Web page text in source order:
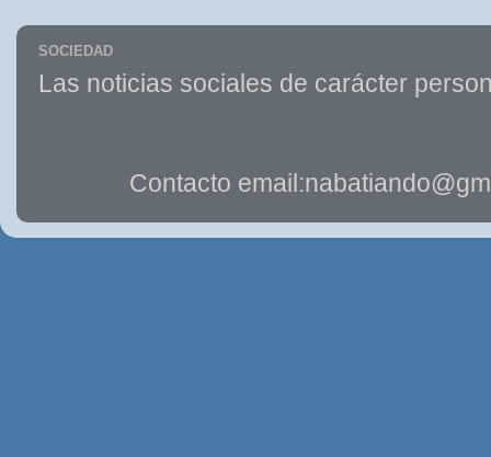
SOCIEDAD
Las noticias sociales de carácter
Contacto